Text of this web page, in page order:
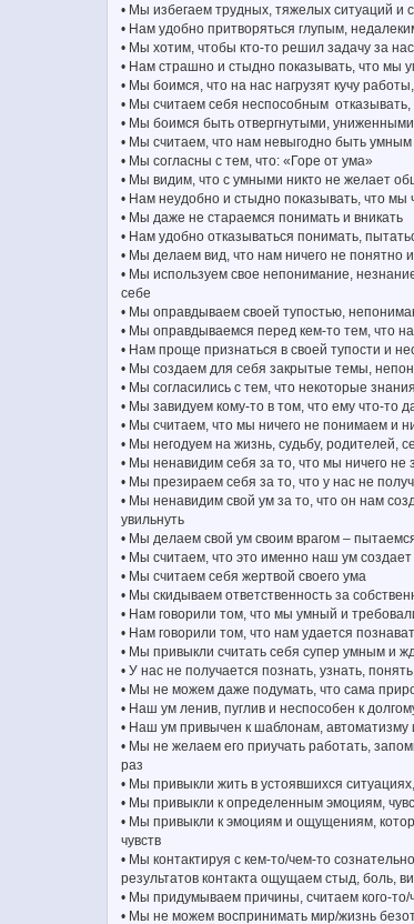
• Мы избегаем трудных, тяжелых ситуаций
• Нам удобно притворяться глупым,
• Мы хотим, чтобы кто-то решил задачу за
• Нам страшно и стыдно показывать, что мы
• Мы боимся, что на нас нагрузят кучу
• Мы считаем себя неспособным отказывать,
• Мы боимся быть отвергнутыми,
• Мы считаем, что нам невыгодно быть умным
• Мы согласны с тем, что: «Горе от ума»
• Мы видим, что с умными никто не желает
• Нам неудобно и стыдно показывать, что мы
• Мы даже не стараемся понимать и вникать
• Нам удобно отказываться понимать,
• Мы делаем вид, что нам ничего не понятно
• Мы используем свое непонимание,
себе
• Мы оправдываем своей тупостью,
• Мы оправдываемся перед кем-то тем, что
• Нам проще признаться в своей тупости и
• Мы создаем для себя закрытые темы,
• Мы согласились с тем, что некоторые
• Мы завидуем кому-то в том, что ему что-то
• Мы считаем, что мы ничего не понимаем и
• Мы негодуем на жизнь, судьбу, родителей,
• Мы ненавидим себя за то, что мы ничего не
• Мы презираем себя за то, что у нас не
• Мы ненавидим свой ум за то, что он нам
увильнуть
• Мы делаем свой ум своим врагом –
• Мы считаем, что это именно наш ум
• Мы считаем себя жертвой своего ума
• Мы скидываем ответственность за
• Нам говорили том, что мы умный и
• Нам говорили том, что нам удается
• Мы привыкли считать себя супер умным и
• У нас не получается познать, узнать,
• Мы не можем даже подумать, что сама
• Наш ум ленив, пуглив и неспособен к
• Наш ум привычен к шаблонам,
• Мы не желаем его приучать работать,
раз
• Мы привыкли жить в устоявшихся
• Мы привыкли к определенным эмоциям,
• Мы привыкли к эмоциям и ощущениям,
чувств
• Мы контактируя с кем-то/чем-то
результатов контакта ощущаем стыд, боль,
• Мы придумываем причины, считаем кого-
• Мы не можем воспринимать мир/жизнь